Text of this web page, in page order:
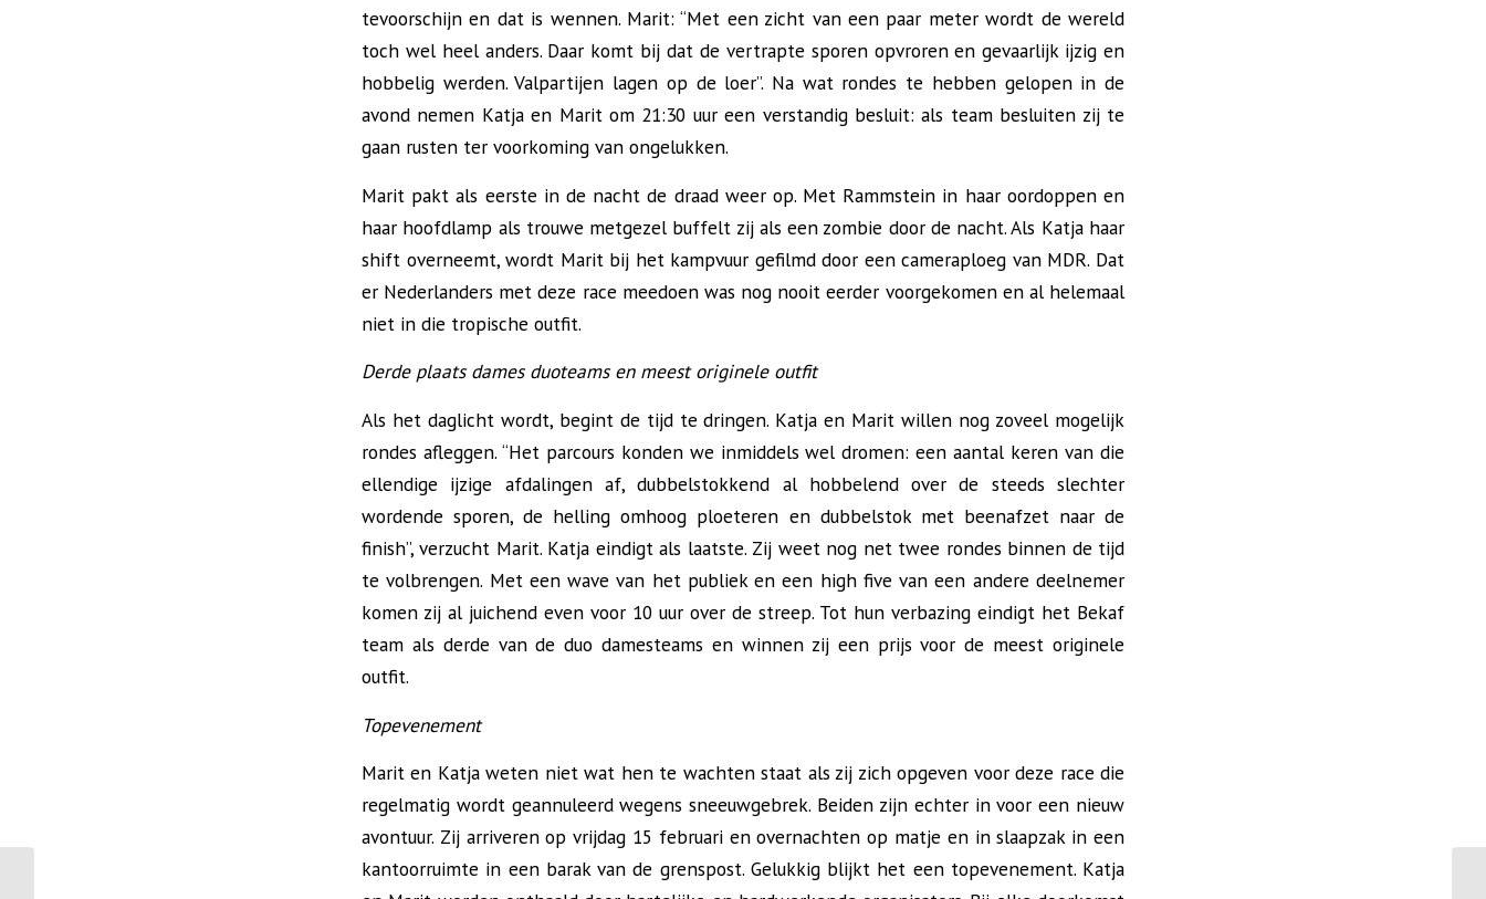
tevoorschijn en dat is wennen. Marit: “Met een zicht van een paar meter wordt de wereld
toch wel heel anders. Daar komt bij dat de vertrapte sporen opvroren en gevaarlijk ijzig en
hobbelig werden. Valpartijen lagen op de loer”. Na wat rondes te hebben gelopen in de
avond nemen Katja en Marit om 21:30 uur een verstandig besluit: als team besluiten zij te
gaan rusten ter voorkoming van ongelukken.
Marit pakt als eerste in de nacht de draad weer op. Met Rammstein in haar oordoppen en
haar hoofdlamp als trouwe metgezel buffelt zij als een zombie door de nacht. Als Katja haar
shift overneemt, wordt Marit bij het kampvuur gefilmd door een cameraploeg van MDR. Dat
er Nederlanders met deze race meedoen was nog nooit eerder voorgekomen en al helemaal
niet in die tropische outfit.
Derde plaats dames duoteams en meest originele outfit
Als het daglicht wordt, begint de tijd te dringen. Katja en Marit willen nog zoveel mogelijk
rondes afleggen. “Het parcours konden we inmiddels wel dromen: een aantal keren van die
ellendige ijzige afdalingen af, dubbelstokkend al hobbelend over de steeds slechter
wordende sporen, de helling omhoog ploeteren en dubbelstok met beenafzet naar de
finish”, verzucht Marit. Katja eindigt als laatste. Zij weet nog net twee rondes binnen de tijd
te volbrengen. Met een wave van het publiek en een high five van een andere deelnemer
komen zij al juichend even voor 10 uur over de streep. Tot hun verbazing eindigt het Bekaf
team als derde van de duo damesteams en winnen zij een prijs voor de meest originele
outfit.
Topevenement
Marit en Katja weten niet wat hen te wachten staat als zij zich opgeven voor deze race die
regelmatig wordt geannuleerd wegens sneeuwgebrek. Beiden zijn echter in voor een nieuw
avontuur. Zij arriveren op vrijdag 15 februari en overnachten op matje en in slaapzak in een
kantoorruimte in een barak van de grenspost. Gelukkig blijkt het een topevenement. Katja